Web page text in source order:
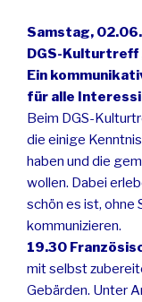
Samstag, 02.06.
DGS-Kulturtreff
Ein
für alle
Beim DGS-
die einige
haben und die
wollen. Dabei
schön es ist, ohne
kommunizieren.
19.30
mit selbst
Gebärden. Unter